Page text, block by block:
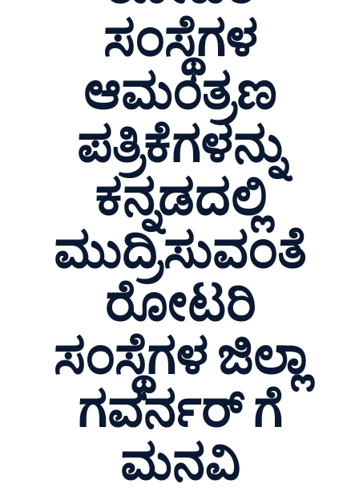
ಸಂಸ್ಥೆಗಳ
ಆಮಂತ್ರಣ
ಪತ್ರಿಕೆಗಳನ್ನು
ಕನ್ನಡದಲ್ಲಿ
ಮುದ್ರಿಸುವಂತೆ
ರೋಟರಿ
ಸಂಸ್ಥೆಗಳ ಜಿಲ್ಲಾ
ಗವರ್ನರ್ ಗೆ
ಮನವಿ